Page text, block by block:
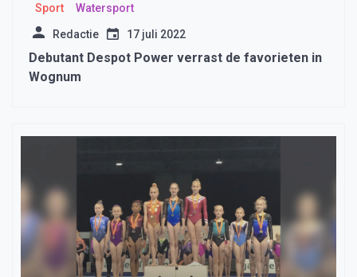
Sport Watersport
Redactie 17 juli 2022
Debutant Despot Power verrast de favorieten in
Wognum